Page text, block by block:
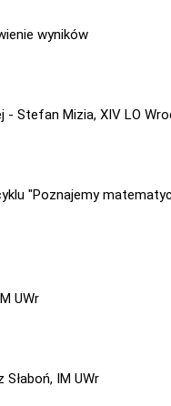
wyników
Stefan Mizia, XIV LO
"Poznajemy
UWr
IM UWr